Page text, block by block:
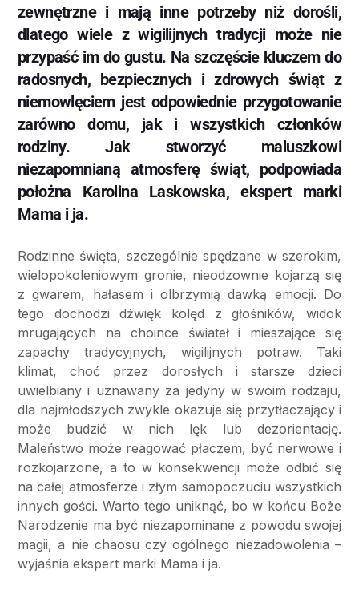
zewnętrzne i mają inne potrzeby niż dorośli,
dlatego wiele z wigilijnych tradycji może nie
przypaść im do gustu. Na szczęście kluczem do
radosnych, bezpiecznych i zdrowych świąt z
niemowlęciem jest odpowiednie przygotowanie
zarówno domu, jak i wszystkich członków
rodziny. Jak stworzyć maluszkowi
niezapomnianą atmosferę świąt, podpowiada
położna Karolina Laskowska, ekspert marki
Mama i ja.
Rodzinne święta, szczególnie spędzane w szerokim,
wielopokoleniowym gronie, nieodzownie kojarzą się
z gwarem, hałasem i olbrzymią dawką emocji. Do
tego dochodzi dźwięk kolęd z głośników, widok
mrugających na choince świateł i mieszające się
zapachy tradycyjnych, wigilijnych potraw. Taki
klimat, choć przez dorosłych i starsze dzieci
uwielbiany i uznawany za jedyny w swoim rodzaju,
dla najmłodszych zwykle okazuje się przytłaczający i
może budzić w nich lęk lub dezorientację.
Maleństwo może reagować płaczem, być nerwowe i
rozkojarzone, a to w konsekwencji może odbić się
na całej atmosferze i złym samopoczuciu wszystkich
innych gości. Warto tego uniknąć, bo w końcu Boże
Narodzenie ma być niezapominane z powodu swojej
magii, a nie chaosu czy ogólnego niezadowolenia –
wyjaśnia ekspert marki Mama i ja.